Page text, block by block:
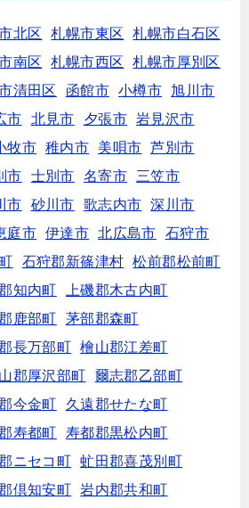
北区 札幌市東区
札幌市白石区
南区 札幌市西区
札幌市厚別区
清田区 函館市 小樽市
旭川市
市 北見市 夕張市 岩見沢市
牧市 稚内市 美唄市
芦別市
市 士別市 名寄市
三笠市
市 砂川市 歌志内市
深川市
庭市 伊達市 北広島市
石狩市
石狩郡新篠津村
松前郡松前町
知内町
上磯郡木古内町
鹿部町
茅部郡森町
長万部町
檜山郡江差町
郡厚沢部町
爾志郡乙部町
今金町
久遠郡せたな町
寿都町
寿都郡黒松内町
ニセコ町
虻田郡喜茂別町
倶知安町
岩内郡共和町